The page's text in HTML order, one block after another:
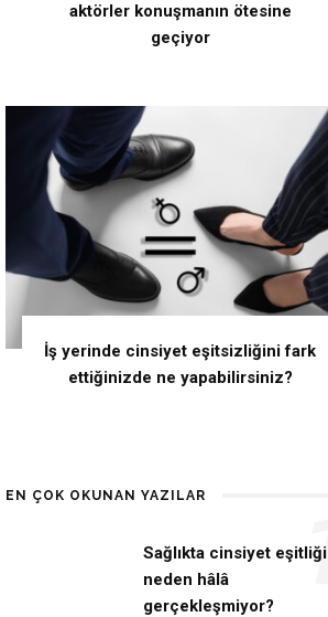
aktörler konuşmanın ötesine
geçiyor
İş yerinde cinsiyet eşitsizliğini fark
ettiğinizde ne yapabilirsiniz?
EN ÇOK OKUNAN YAZILAR
Sağlıkta cinsiyet eşitliği
neden hâlâ
gerçekleşmiyor?
1